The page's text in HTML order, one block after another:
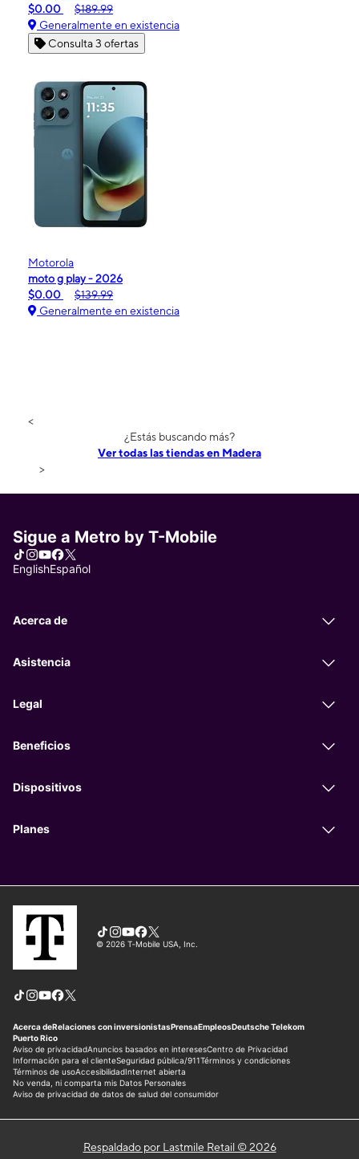
$0.00
$189.99
Generalmente en existencia
Consulta 3 ofertas
Motorola
moto g play - 2026
$0.00
$139.99
Generalmente en existencia
<
¿Estás buscando más?
Ver todas las tiendas en Madera
>
Respaldado por Lastmile Retail © 2026